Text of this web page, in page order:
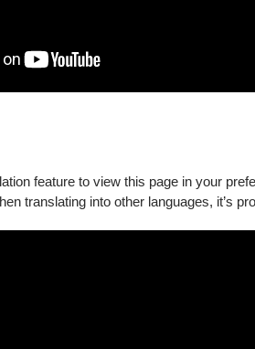
feature to view this page in your
translating into other languages, it’s